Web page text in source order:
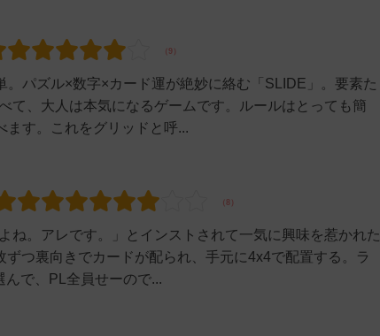
パズル×数字×カード運が絶妙に絡む「SLIDE」。要素た
て、大人は本気になるゲームです。ルールはとっても簡
ます。これをグリッドと呼...
ね。アレです。」とインストされて一気に興味を惹かれた
つ裏向きでカードが配られ、手元に4x4で配置する。ラ
で、PL全員せーので...